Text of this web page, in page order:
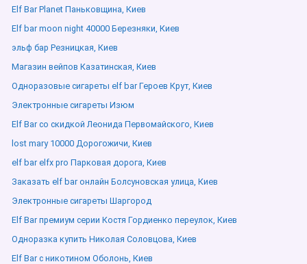
Elf Bar Planet Паньковщина, Киев
Elf bar moon night 40000 Березняки, Киев
эльф бар Резницкая, Киев
Магазин вейпов Казатинская, Киев
Одноразовые сигареты elf bar Героев Крут, Киев
Электронные сигареты Изюм
Elf Bar со скидкой Леонида Первомайского, Киев
lost mary 10000 Дорогожичи, Киев
elf bar elfx pro Парковая дорога, Киев
Заказать elf bar онлайн Болсуновская улица, Киев
Электронные сигареты Шаргород
Elf Bar премиум серии Костя Гордиенко переулок, Киев
Одноразка купить Николая Соловцова, Киев
Elf Bar с никотином Оболонь, Киев